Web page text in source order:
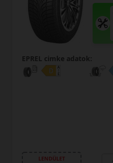
EPREL cimke adatok:
LENDÜLET